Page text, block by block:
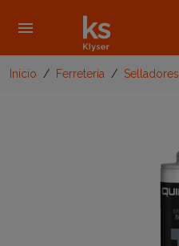
menu
Inicio Ferretería Selladores